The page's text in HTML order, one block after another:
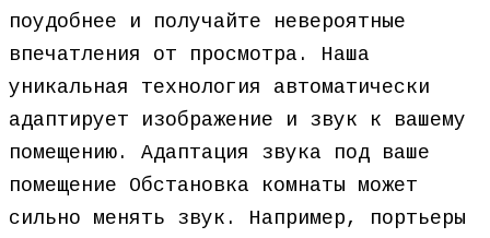
поудобнее и получайте невероятные
впечатления от просмотра. Наша
уникальная технология автоматически
адаптирует изображение и звук к вашему
помещению. Адаптация звука под ваше
помещение Обстановка комнаты может
сильно менять звук. Например, портьеры